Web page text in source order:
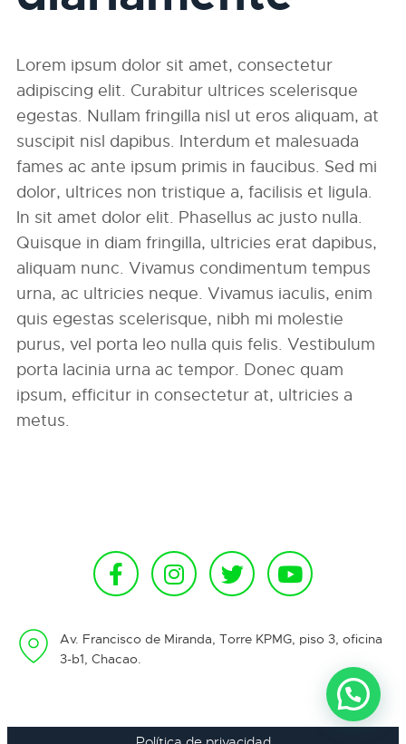
Lorem ipsum dolor sit amet, consectetur
adipiscing elit. Curabitur ultrices scelerisque
egestas. Nullam fringilla nisl ut eros aliquam, at
suscipit nisl dapibus. Interdum et malesuada
fames ac ante ipsum primis in faucibus. Sed mi
dolor, ultrices non tristique a, facilisis et ligula.
In sit amet dolor elit. Phasellus ac justo nulla.
Quisque in diam fringilla, ultricies erat dapibus,
aliquam nunc. Vivamus condimentum tempus
urna, ac ultricies neque. Vivamus iaculis, enim
quis egestas scelerisque, nibh mi molestie
purus, vel porta leo nulla quis felis. Vestibulum
porta lacinia urna ac tempor. Donec quam
ipsum, efficitur in consectetur at, ultricies a
metus.
Av. Francisco de Miranda, Torre KPMG, piso 3, oficina
3-b1, Chacao.